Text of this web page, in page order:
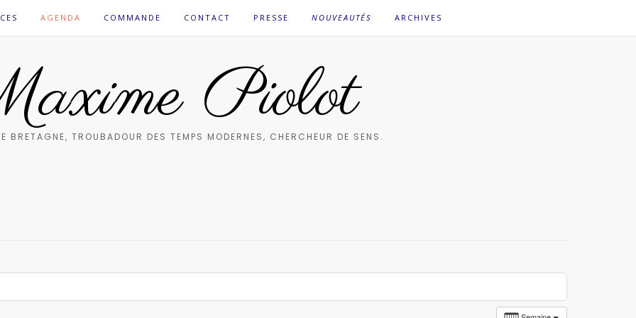
AGENDA COMMANDE CONTACT PRESSE NOUVEAUTÉS ARCHIVES
Piolot
BRETAGNE, TROUBADOUR DES TEMPS MODERNES, CHERCHEUR DE SENS.